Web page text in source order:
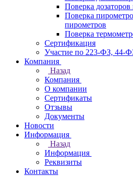
Поверка
Поверка
пирометров
Поверка
Сертификация
Участие по 223-ФЗ, 44-
Компания
Назад
Компания
О компании
Сертификаты
Отзывы
Документы
Новости
Информация
Назад
Информация
Реквизиты
Контакты